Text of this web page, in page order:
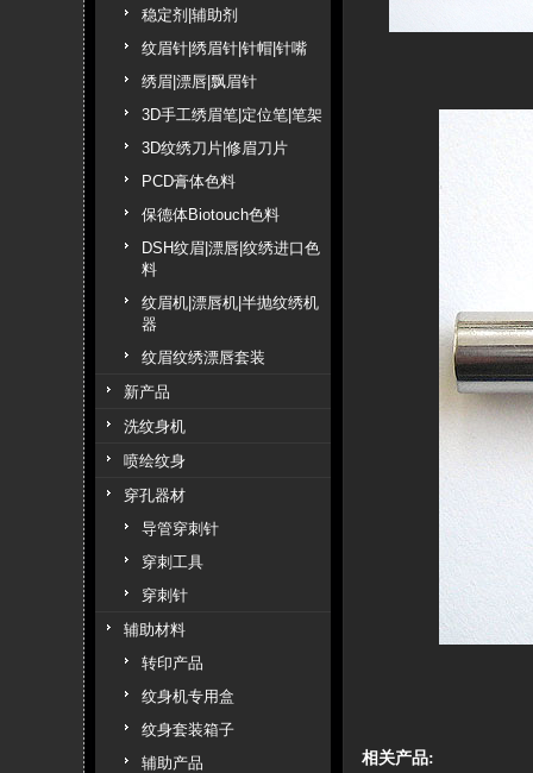
稳定剂|辅助剂
纹眉针|绣眉针|针帽|针嘴
绣眉|漂唇|飘眉针
3D手工绣眉笔|定位笔|笔架
3D纹绣刀片|修眉刀片
PCD膏体色料
保德体Biotouch色料
DSH纹眉|漂唇|纹绣进口色
料
纹眉机|漂唇机|半抛纹绣机
器
纹眉纹绣漂唇套装
新产品
洗纹身机
喷绘纹身
穿孔器材
导管穿刺针
穿刺工具
穿刺针
辅助材料
转印产品
纹身机专用盒
纹身套装箱子
辅助产品
相关产品: